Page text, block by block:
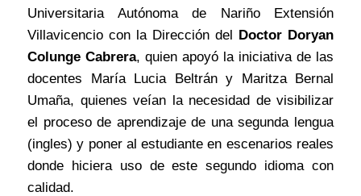
Universitaria Autónoma de Nariño Extensión
Villavicencio con la Dirección del Doctor Doryan
Colunge Cabrera, quien apoyó la iniciativa de las
docentes María Lucia Beltrán y Maritza Bernal
Umaña, quienes veían la necesidad de visibilizar
el proceso de aprendizaje de una segunda lengua
(ingles) y poner al estudiante en escenarios reales
donde hiciera uso de este segundo idioma con
calidad.